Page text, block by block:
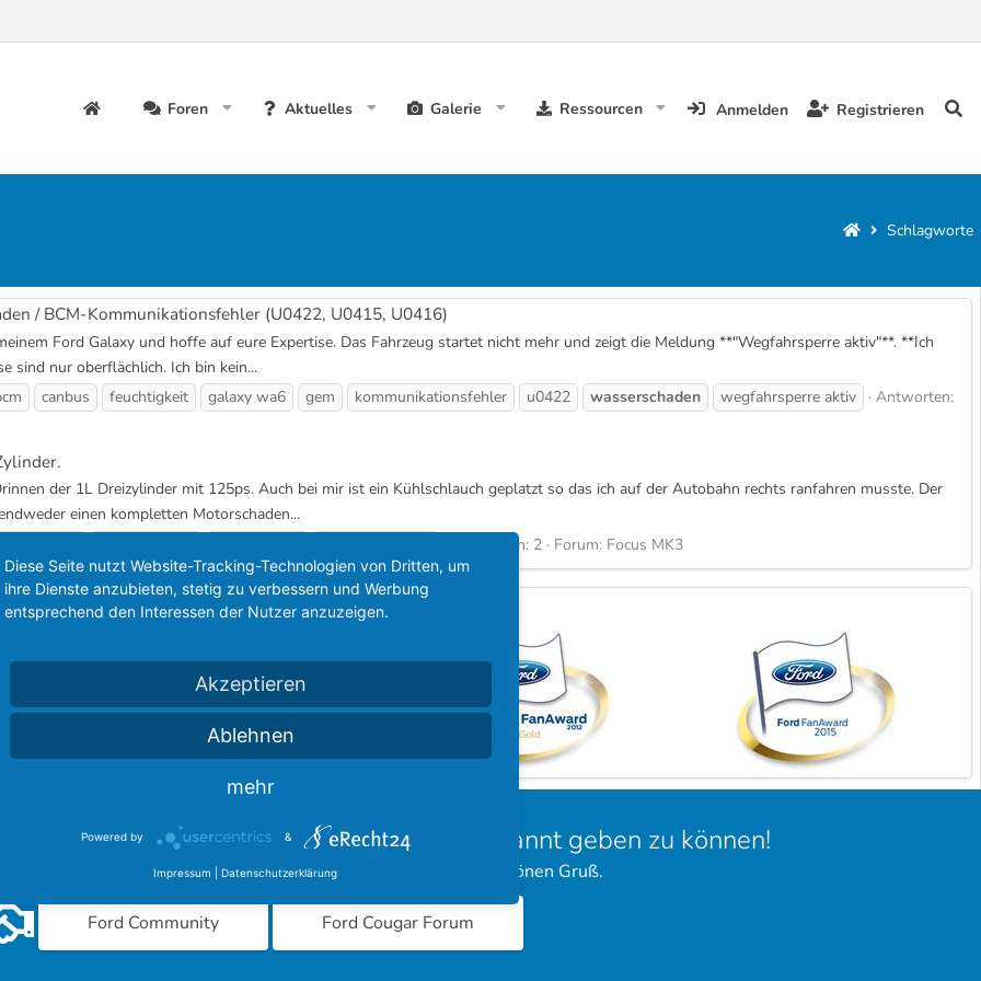
Foren Aktuelles Galerie Ressourcen Anmelden Registrieren
Schlagworte
/ BCM-Kommunikationsfehler (U0422, U0415, U0416)
Ford Galaxy und hoffe auf eure Expertise. Das Fahrzeug startet nicht mehr und zeigt die Meldung **"Wegfahrsperre aktiv"**. **Ich
sind nur oberflächlich. Ich bin kein...
canbus feuchtigkeit galaxy wa6 gem kommunikationsfehler u0422 wasserschaden wegfahrsperre aktiv
Antworten:
der 1L Dreizylinder mit 125ps. Auch bei mir ist ein Kühlschlauch geplatzt so das ich auf der Autobahn rechts ranfahren musste. Der
einen kompletten Motorschaden...
Antworten: 2 Forum: Focus MK3
Ehrungen für das FordBoard
langjährigen Partner des FordBoard bekannt geben zu können!
bei unseren Kooperationen vorbei und hinterlasst einen schönen Gruß.
Ford Community Ford Cougar Forum
Diese Seite nutzt Website-Tracking-Technologien von Dritten, um
ihre Dienste anzubieten, stetig zu verbessern und Werbung
entsprechend den Interessen der Nutzer anzuzeigen.
Akzeptieren
Ablehnen
mehr
Powered by &
Impressum Datenschutzerklärung